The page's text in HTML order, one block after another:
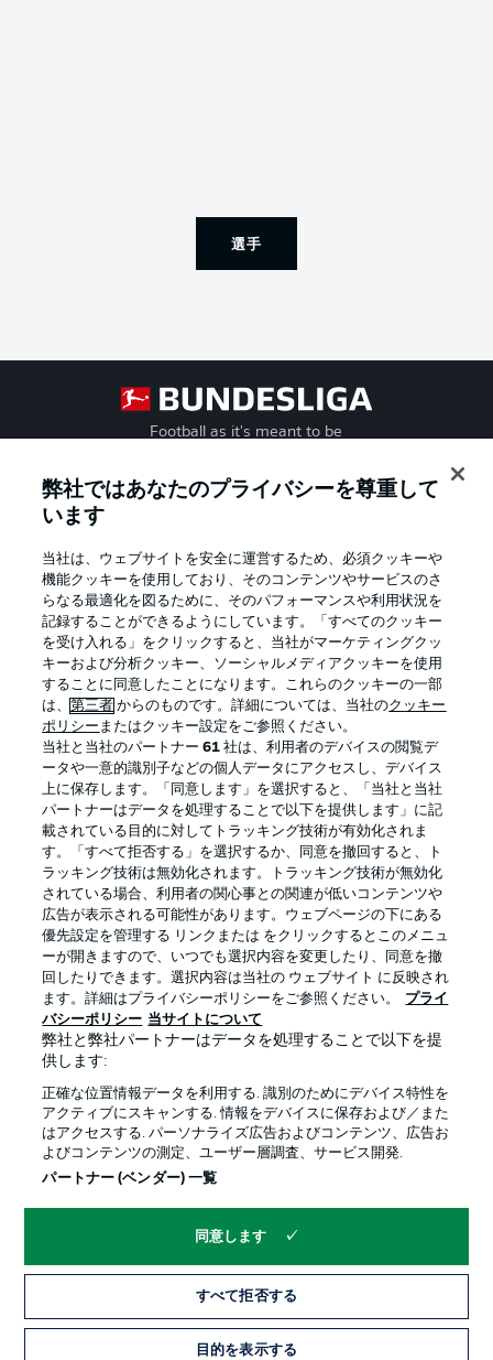
選手
Football as it's meant to be
Official Partners
プライバシー・ポリシー 優先設定を管理する
利用条件 放送局
求人 選手
当サイトについて
© 2026 Bundesliga-Gruppe GmbH
言語をお選びください
Display Mode
弊社ではあなたのプライバシーを尊重して
います
当社は、ウェブサイトを安全に運営するため、必須クッキーや
機能クッキーを使用しており、そのコンテンツやサービスのさ
らなる最適化を図るために、そのパフォーマンスや利用状況を
記録することができるようにしています。「すべてのクッキー
を受け入れる」をクリックすると、当社がマーケティングクッ
キーおよび分析クッキー、ソーシャルメディアクッキーを使用
することに同意したことになります。これらのクッキーの一部
は、第三者 からのものです。詳細については、当社のクッキー
ポリシー またはクッキー設定をご参照ください。
当社と当社のパートナー61 社は、利用者のデバイスの閲覧デ
ータや一意的識別子などの個人データにアクセスし、デバイス
上に保存します。「同意します」を選択すると、「当社と当社
パートナーはデータを処理することで以下を提供します」に記
載されている目的に対してトラッキング技術が有効化されま
す。「すべて拒否する」を選択するか、同意を撤回すると、ト
ラッキング技術は無効化されます。トラッキング技術が無効化
されている場合、利用者の関心事との関連が低いコンテンツや
広告が表示される可能性があります。ウェブページの下にある
優先設定を管理する リンクまたは をクリックするとこのメニュ
ーが開きますので、いつでも選択内容を変更したり、同意を撤
回したりできます。選択内容は当社の ウェブサイト に反映され
ます。詳細はプライバシーポリシーをご参照ください。
プライ
バシーポリシー 当サイトについて
弊社と弊社パートナーはデータを処理することで以下を提
供します:
正確な位置情報データを利用する. 識別のためにデバイス特性を
アクティブにスキャンする. 情報をデバイスに保存および／また
はアクセスする. パーソナライズ広告およびコンテンツ、広告お
よびコンテンツの測定、ユーザー層調査、サービス開発.
パートナー (ベンダー) 一覧
同意します
すべて拒否する
目的を表示する